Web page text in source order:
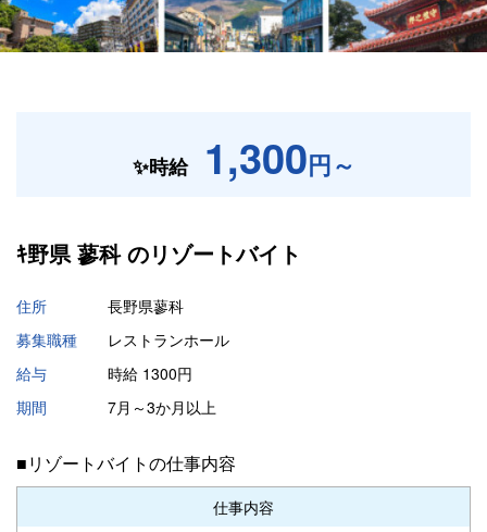
✨時給 1,300円～
ｷ野県 蓼科 のリゾートバイト
住所
長野県蓼科
募集職種
レストランホール
給与
時給 1300円
期間
7月～3か月以上
■リゾートバイトの仕事内容
仕事内容